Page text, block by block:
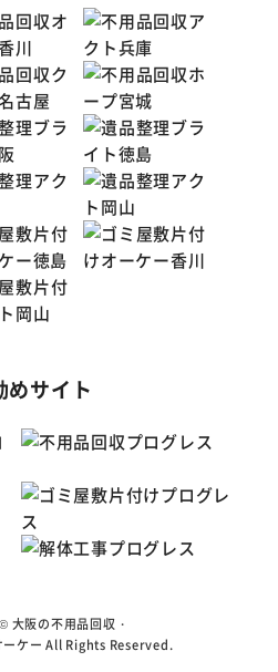
めサイト
大阪の不用品回収・
ケー All Rights Reserved.